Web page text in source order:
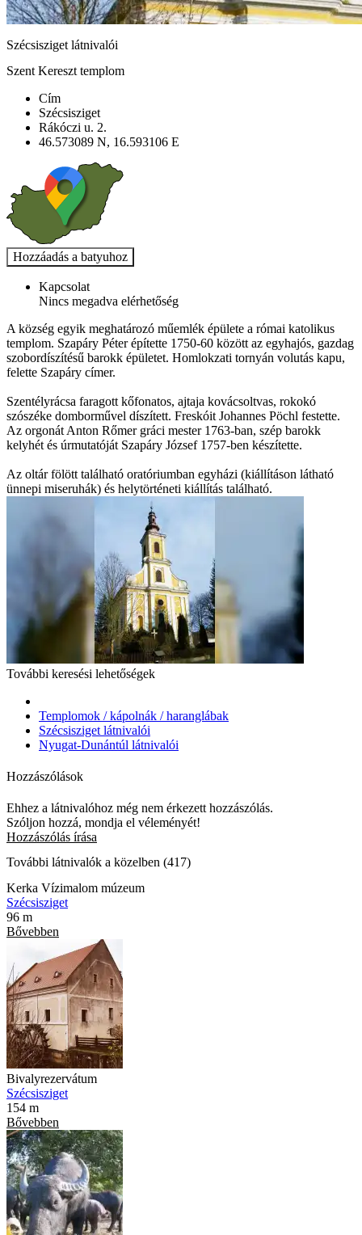
Szécsisziget látnivalói
Szent Kereszt templom
Cím
Szécsisziget
Rákóczi u. 2.
46.573089 N, 16.593106 E
Kapcsolat
Nincs megadva elérhetőség
A község egyik meghatározó műemlék épülete a római katolikus
templom. Szapáry Péter építette 1750-60 között az egyhajós, gazdag
szobordíszítésű barokk épületet. Homlokzati tornyán volutás kapu,
felette Szapáry címer.
Szentélyrácsa faragott kőfonatos, ajtaja kovácsoltvas, rokokó
szószéke domborművel díszített. Freskóit Johannes Pöchl festette.
Az orgonát Anton Rőmer gráci mester 1763-ban, szép barokk
kelyhét és úrmutatóját Szapáry József 1757-ben készítette.
Az oltár fölött található oratóriumban egyházi (kiállításon látható
ünnepi miseruhák) és helytörténeti kiállítás található.
További keresési lehetőségek
Templomok / kápolnák / haranglábak
Szécsisziget látnivalói
Nyugat-Dunántúl látnivalói
Hozzászólások
Ehhez a látnivalóhoz még nem érkezett hozzászólás.
Szóljon hozzá, mondja el véleményét!
Hozzászólás írása
További látnivalók a közelben (417)
Kerka Vízimalom múzeum
Szécsisziget
96 m
Bővebben
Bivalyrezervátum
Szécsisziget
154 m
Bővebben